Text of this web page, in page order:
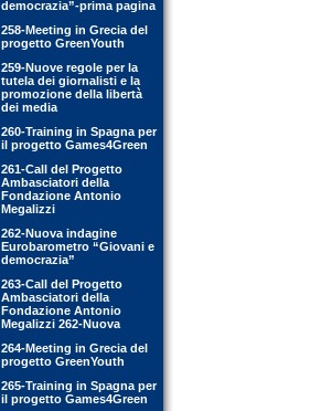
democrazia”-prima pagina
258-Meeting in Grecia del
progetto GreenYouth
259-Nuove regole per la
tutela dei giornalisti e la
promozione della libertà
dei media
260-Training in Spagna per
il progetto Games4Green
261-Call del Progetto
Ambasciatori della
Fondazione Antonio
Megalizzi
262-Nuova indagine
Eurobarometro “Giovani e
democrazia”
263-Call del Progetto
Ambasciatori della
Fondazione Antonio
Megalizzi 262-Nuova
264-Meeting in Grecia del
progetto GreenYouth
265-Training in Spagna per
il progetto Games4Green